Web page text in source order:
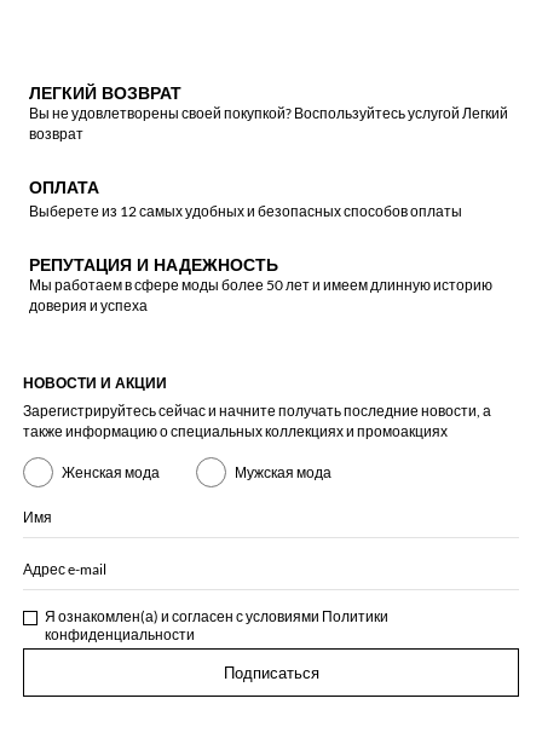
ЛЕГКИЙ ВОЗВРАТ
Вы не удовлетворены своей покупкой? Воспользуйтесь услугой Легкий
возврат
ОПЛАТА
Выберете из 12 самых удобных и безопасных способов оплаты
РЕПУТАЦИЯ И НАДЕЖНОСТЬ
Мы работаем в сфере моды более 50 лет и имеем длинную историю
доверия и успеха
НОВОСТИ И АКЦИИ
Зарегистрируйтесь сейчас и начните получать последние новости, а
также информацию о специальных коллекциях и промоакциях
Женская мода Мужская мода
Имя
Адрес e-mail
Я ознакомлен(а) и согласен с условиями Политики
конфиденциальности
Подписаться